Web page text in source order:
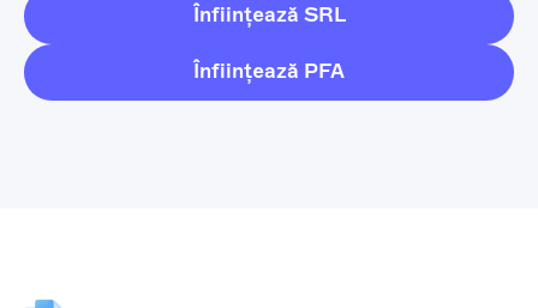
Înființează SRL
Înființează PFA